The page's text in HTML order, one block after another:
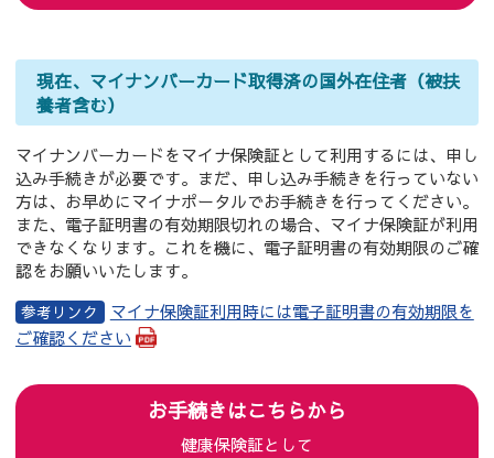
現在、マイナンバーカード取得済の国外在住者（被扶
養者含む）
マイナンバーカードをマイナ保険証として利用するには、申し
込み手続きが必要です。まだ、申し込み手続きを行っていない
方は、お早めにマイナポータルでお手続きを行ってください。
また、電子証明書の有効期限切れの場合、マイナ保険証が利用
できなくなります。これを機に、電子証明書の有効期限のご確
認をお願いいたします。
マイナ保険証利用時には電子証明書の有効期限を
ご確認ください
お手続きはこちらから
健康保険証として